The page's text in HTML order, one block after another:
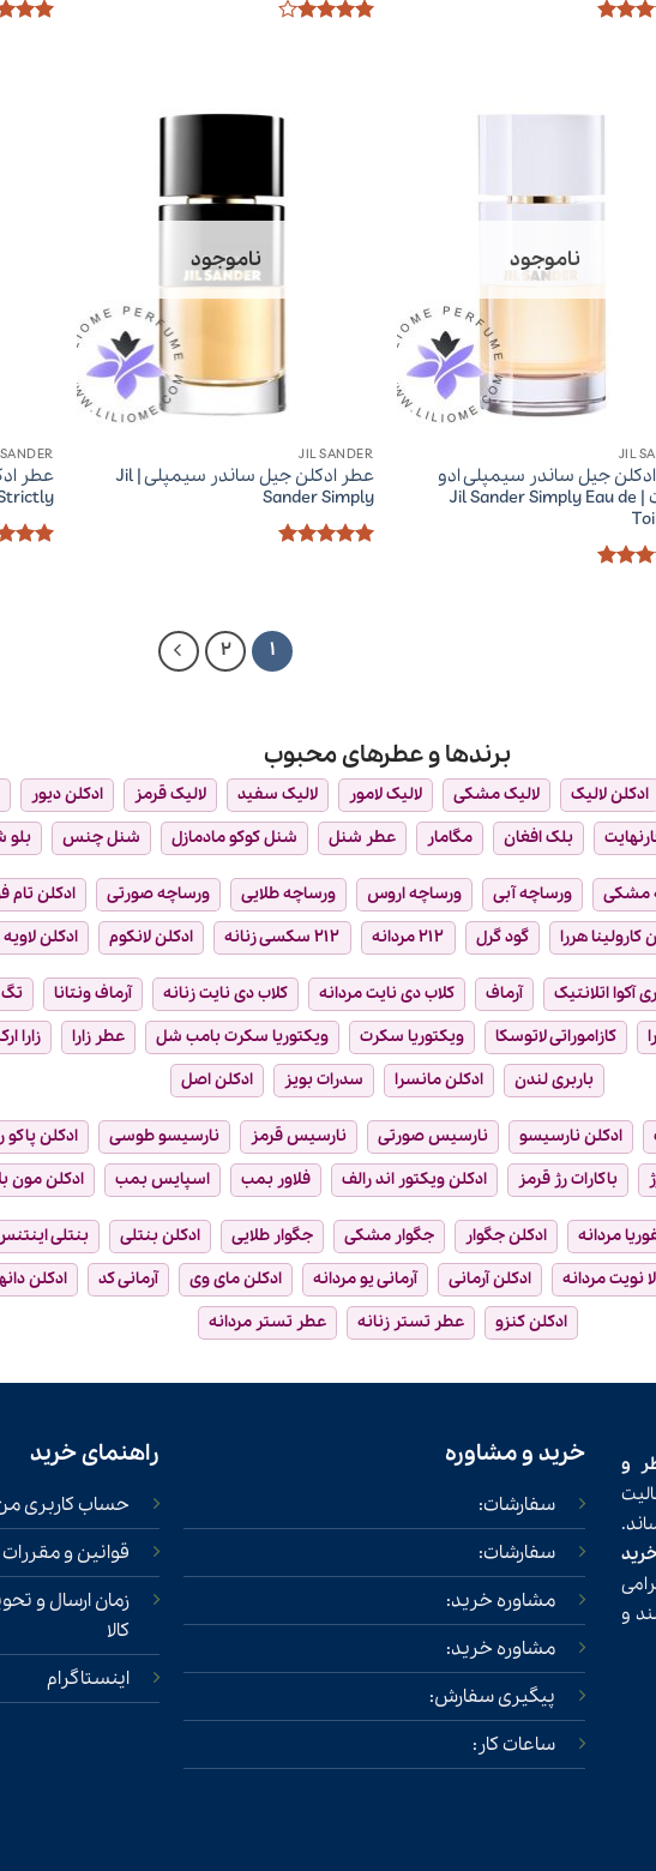
ناموجود
JIL
جیل ساندر سیمپلی ادو
تویلت | Jil Sander Simply Eau de
ناموجود
JIL SANDER
عطر ادکلن جیل ساندر سیمپلی | Jil
Sander Simply
1
2
برندها و عطرهای محبوب
ادکلن لالیک لالیک مشکی لالیک لامور لالیک سفید لالیک قرمز ادکلن دیور
بلک افغان مگامار عطر شنل شنل کوکو مادمازل شنل چنس بلو
مشکی ورساچه آبی ورساچه اروس ورساچه طلایی ورساچه صورتی ادکلن تام
کارولینا هررا گود گرل ۲۱۲ مردانه ۲۱۲ سکسی زنانه ادکلن لانکوم ادکلن
آکوا اتلانتیک آرماف کلاب دی نایت مردانه کلاب دی نایت زنانه آرماف ونتانا
کازاموراتی لاتوسکا ویکتوریا سکرت ویکتوریا سکرت بامب شل عطر زارا زارا
باربری لندن
ادکلن مانسرا سدرات بویز ادکلن اصل
ادکلن نارسیسو نارسیس صورتی نارسیس قرمز نارسیسو طوسی ادکلن پاکو
باکارات رژ قرمز ادکلن ویکتور اند رالف فلاور بمب اسپایس بمب ادکلن مون
مردانه ادکلن جگوار جگوار مشکی جگوار طلایی ادکلن بنتلی بنتلی
نویت مردانه ادکلن آرمانی آرمانی یو مردانه ادکلن مای وی آرمانی کد ادکلن
ادکلن کنزو
عطر تستر زنانه عطر تستر مردانه
و
و
خرید و مشاوره
سفارشات:
سفارشات:
مشاوره خرید:
مشاوره خرید:
پیگیری سفارش:
ساعات کار:
راهنمای خرید
حساب کاربری
قوانین و مقررات
زمان ارسال و
کالا
اینستاگرام